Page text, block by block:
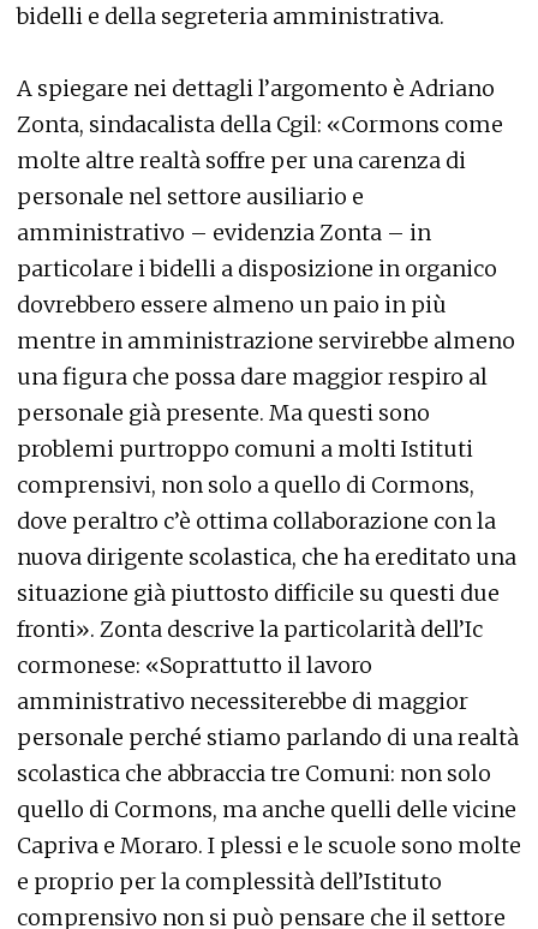
bidelli e della segreteria amministrativa.
A spiegare nei dettagli l’argomento è Adriano
Zonta, sindacalista della Cgil: «Cormons come
molte altre realtà soffre per una carenza di
personale nel settore ausiliario e
amministrativo – evidenzia Zonta – in
particolare i bidelli a disposizione in organico
dovrebbero essere almeno un paio in più
mentre in amministrazione servirebbe almeno
una figura che possa dare maggior respiro al
personale già presente. Ma questi sono
problemi purtroppo comuni a molti Istituti
comprensivi, non solo a quello di Cormons,
dove peraltro c’è ottima collaborazione con la
nuova dirigente scolastica, che ha ereditato una
situazione già piuttosto difficile su questi due
fronti». Zonta descrive la particolarità dell’Ic
cormonese: «Soprattutto il lavoro
amministrativo necessiterebbe di maggior
personale perché stiamo parlando di una realtà
scolastica che abbraccia tre Comuni: non solo
quello di Cormons, ma anche quelli delle vicine
Capriva e Moraro. I plessi e le scuole sono molte
e proprio per la complessità dell’Istituto
comprensivo non si può pensare che il settore